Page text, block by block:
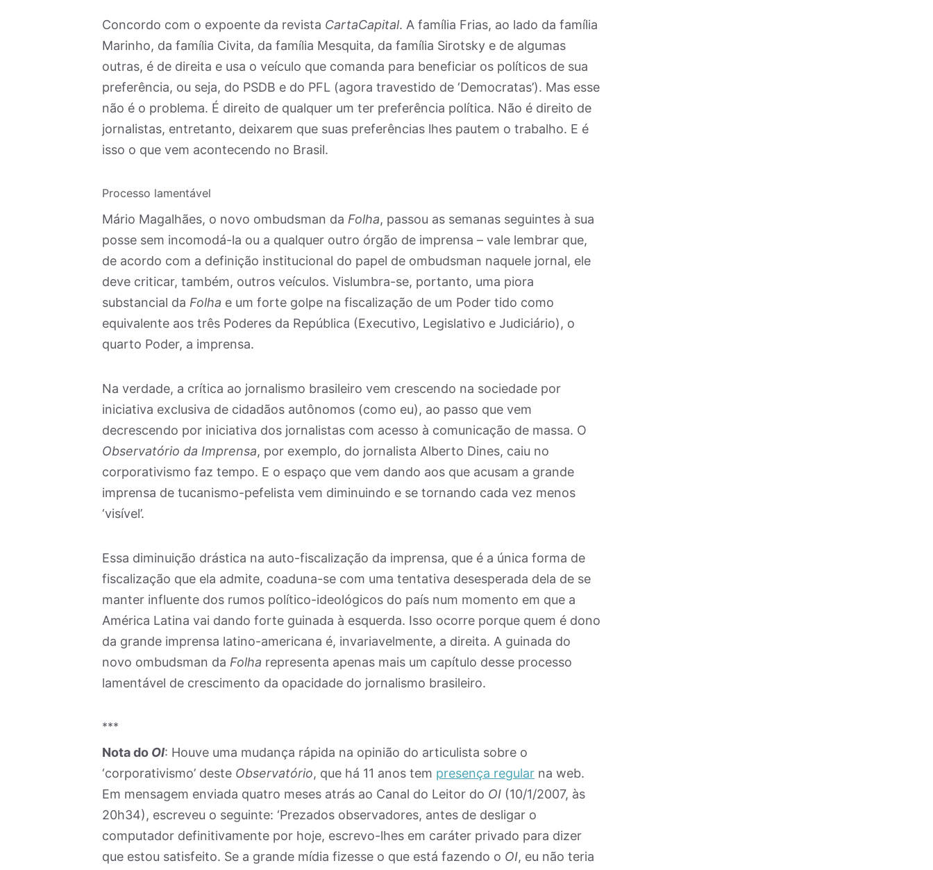
Concordo com o expoente da revista CartaCapital. A família Frias, ao lado da família
Marinho, da família Civita, da família Mesquita, da família Sirotsky e de algumas
outras, é de direita e usa o veículo que comanda para beneficiar os políticos de sua
preferência, ou seja, do PSDB e do PFL (agora travestido de ‘Democratas’). Mas esse
não é o problema. É direito de qualquer um ter preferência política. Não é direito de
jornalistas, entretanto, deixarem que suas preferências lhes pautem o trabalho. E é
isso o que vem acontecendo no Brasil.
Processo lamentável
Mário Magalhães, o novo ombudsman da Folha, passou as semanas seguintes à sua
posse sem incomodá-la ou a qualquer outro órgão de imprensa – vale lembrar que,
de acordo com a definição institucional do papel de ombudsman naquele jornal, ele
deve criticar, também, outros veículos. Vislumbra-se, portanto, uma piora
substancial da Folha e um forte golpe na fiscalização de um Poder tido como
equivalente aos três Poderes da República (Executivo, Legislativo e Judiciário), o
quarto Poder, a imprensa.
Na verdade, a crítica ao jornalismo brasileiro vem crescendo na sociedade por
iniciativa exclusiva de cidadãos autônomos (como eu), ao passo que vem
decrescendo por iniciativa dos jornalistas com acesso à comunicação de massa. O
Observatório da Imprensa, por exemplo, do jornalista Alberto Dines, caiu no
corporativismo faz tempo. E o espaço que vem dando aos que acusam a grande
imprensa de tucanismo-pefelista vem diminuindo e se tornando cada vez menos
‘visível’.
Essa diminuição drástica na auto-fiscalização da imprensa, que é a única forma de
fiscalização que ela admite, coaduna-se com uma tentativa desesperada dela de se
manter influente dos rumos político-ideológicos do país num momento em que a
América Latina vai dando forte guinada à esquerda. Isso ocorre porque quem é dono
da grande imprensa latino-americana é, invariavelmente, a direita. A guinada do
novo ombudsman da Folha representa apenas mais um capítulo desse processo
lamentável de crescimento da opacidade do jornalismo brasileiro.
***
Nota do OI: Houve uma mudança rápida na opinião do articulista sobre o
‘corporativismo’ deste Observatório, que há 11 anos tem presença regular na web.
Em mensagem enviada quatro meses atrás ao Canal do Leitor do OI (10/1/2007, às
20h34), escreveu o seguinte: ‘Prezados observadores, antes de desligar o
computador definitivamente por hoje, escrevo-lhes em caráter privado para dizer
que estou satisfeito. Se a grande mídia fizesse o que está fazendo o OI, eu não teria